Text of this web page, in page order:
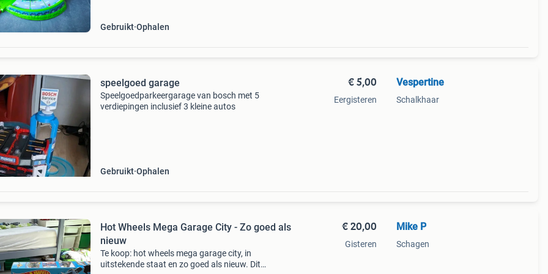
Gebruikt Ophalen
speelgoed garage
Speelgoedparkeergarage van bosch met 5
verdiepingen inclusief 3 kleine autos
Gebruikt Ophalen
€ 5,00
Eergisteren
Vespertine
Schalkhaar
Hot Wheels Mega Garage City - Zo goed als
nieuw
Te koop: hot wheels mega garage city, in
uitstekende staat en zo goed als nieuw. Dit
€ 20,00
Gisteren
Mike P
Schagen